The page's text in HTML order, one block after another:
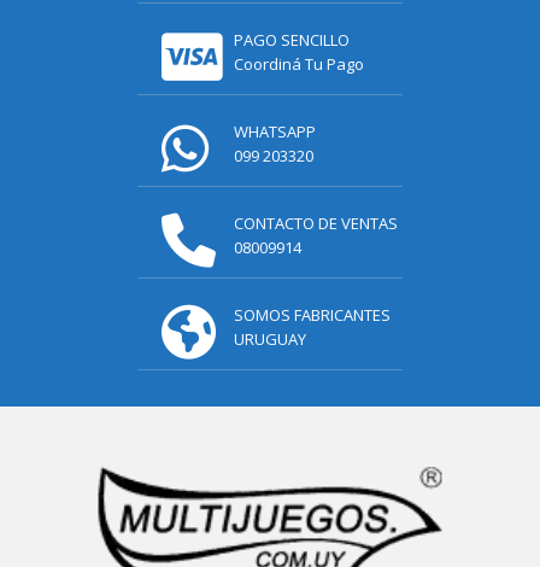
PAGO SENCILLO
Coordiná Tu Pago
WHATSAPP
099 203320
CONTACTO DE VENTAS
08009914
SOMOS FABRICANTES
URUGUAY